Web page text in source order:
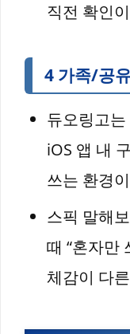
직전 확인
4 가족/공
듀오링고는
iOS 앱 내
쓰는 환경
스픽 말해
때 “혼자만
체감이 다